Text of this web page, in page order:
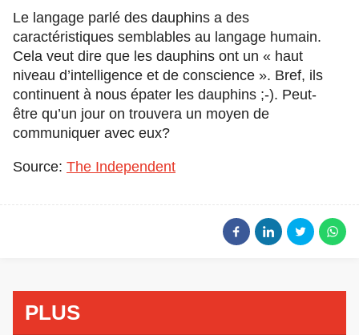
Le langage parlé des dauphins a des
caractéristiques semblables au langage humain.
Cela veut dire que les dauphins ont un « haut
niveau d’intelligence et de conscience ». Bref, ils
continuent à nous épater les dauphins ;-). Peut-
être qu’un jour on trouvera un moyen de
communiquer avec eux?
Source: The Independent
PLUS